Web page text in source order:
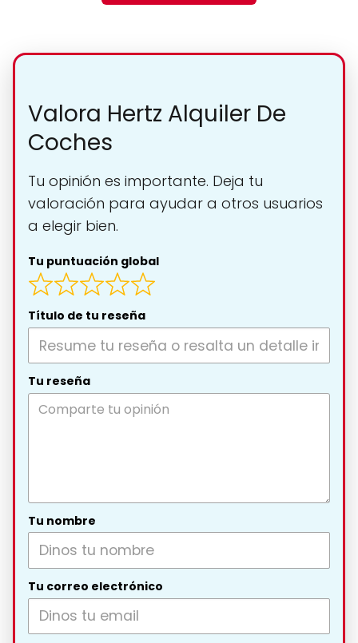
Valora Hertz Alquiler De
Coches
Tu opinión es importante. Deja tu
valoración para ayudar a otros usuarios
a elegir bien.
Tu puntuación global
Título de tu reseña
Tu reseña
Tu nombre
Tu correo electrónico